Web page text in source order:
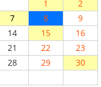
1
2
7 8
9
14 15
16
21 22
23
28 29
30